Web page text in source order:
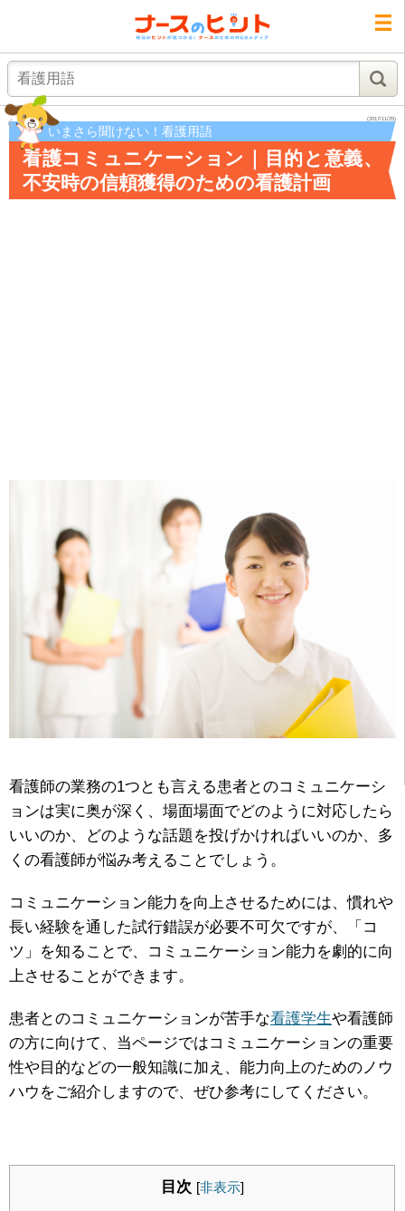
(2017/11/25)
いまさら聞けない！看護用語
看護コミュニケーション｜目的と意義、
不安時の信頼獲得のための看護計画
看護師の業務の1つとも言える患者とのコミュニケーシ
ョンは実に奥が深く、場面場面でどのように対応したら
いいのか、どのような話題を投げかければいいのか、多
くの看護師が悩み考えることでしょう。
コミュニケーション能力を向上させるためには、慣れや
長い経験を通した試行錯誤が必要不可欠ですが、「コ
ツ」を知ることで、コミュニケーション能力を劇的に向
上させることができます。
患者とのコミュニケーションが苦手な看護学生や看護師
の方に向けて、当ページではコミュニケーションの重要
性や目的などの一般知識に加え、能力向上のためのノウ
ハウをご紹介しますので、ぜひ参考にしてください。
目次 [非表示]